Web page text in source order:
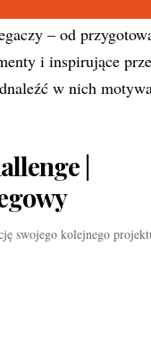
– od
i inspirujące
w nich
|
swojego kolejnego